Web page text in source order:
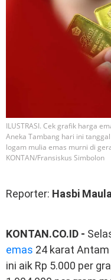
ILUSTRASI. Cek grafik harga
Aneka Tambang hari ini
logam mulia emas murni di
KONTAN/Fransiskus Simbolon
Reporter: Hasbi
KONTAN.CO.ID -
emas 24 karat
ini aik Rp 5.000 per